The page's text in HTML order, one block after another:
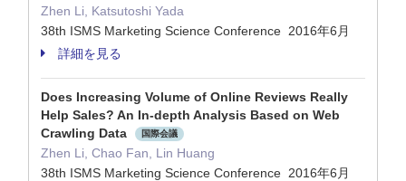
Zhen Li, Katsutoshi Yada
38th ISMS Marketing Science Conference 2016年6月
詳細を見る
Does Increasing Volume of Online Reviews Really
Help Sales? An In-depth Analysis Based on Web
Crawling Data
国際会議
Zhen Li, Chao Fan, Lin Huang
38th ISMS Marketing Science Conference 2016年6月